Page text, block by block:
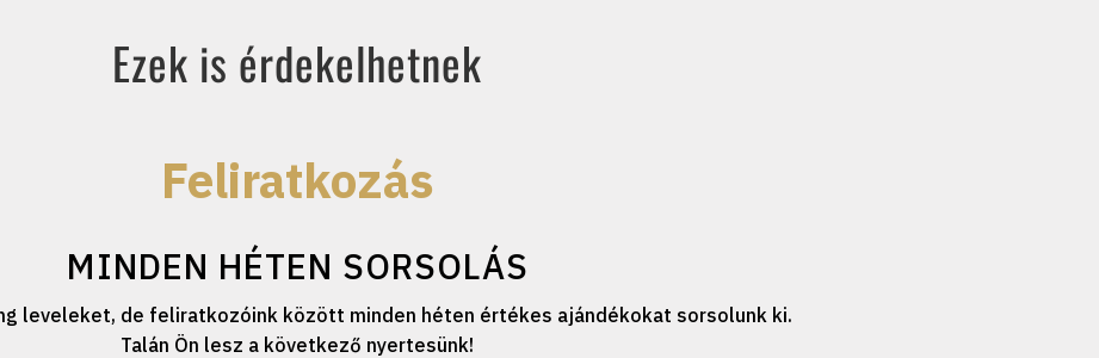
Ezek is érdekelhetnek
Feliratkozás
MINDEN HÉTEN SORSOLÁS
leveleket, de feliratkozóink között minden héten értékes ajándékokat sorsolunk ki.
Talán Ön lesz a következő nyertesünk!